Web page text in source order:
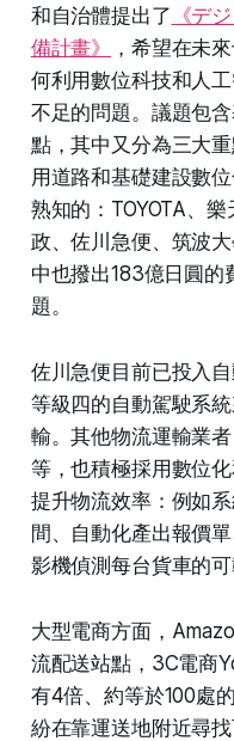
和自治體提出了 《デ
備計畫》
，希望在未
何利用數位科技和人
不足的問題。議題包
點，其中又分為三大
用道路和基礎建設數
熟知的：TOYOTA、
政、佐川急便、筑波
中也撥出183億日圓
題。
佐川急便目前已投入
等級四的自動駕駛系
輸。其他物流運輸業
等，也積極採用數位
提升物流效率：例如
間、自動化產出報價
影機偵測每台貨車的可
大型電商方面，
流配送站點，3C電商
有4倍、約等於100處
紛在靠運送地附近尋